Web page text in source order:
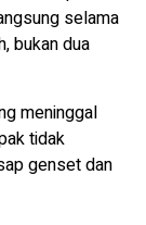
selama
bukan dua
meninggal
tidak
genset dan